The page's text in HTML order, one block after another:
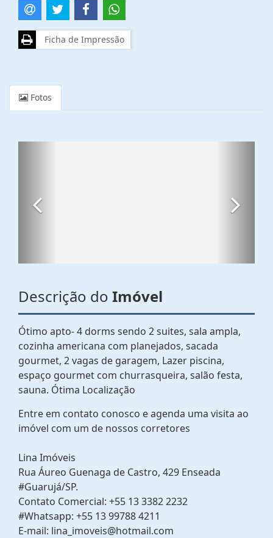
Ficha de Impressão
Fotos
Descrição do Imóvel
Ótimo apto- 4 dorms sendo 2 suites, sala ampla,
cozinha americana com planejados, sacada
gourmet, 2 vagas de garagem, Lazer piscina,
espaço gourmet com churrasqueira, salão festa,
sauna. Ótima Localização
Entre em contato conosco e agenda uma visita ao
imóvel com um de nossos corretores
Lina Imóveis
Rua Áureo Guenaga de Castro, 429 Enseada
#Guarujá/SP.
Contato Comercial: +55 13 3382 2232
#Whatsapp: +55 13 99788 4211
E-mail: lina_imoveis@hotmail.com